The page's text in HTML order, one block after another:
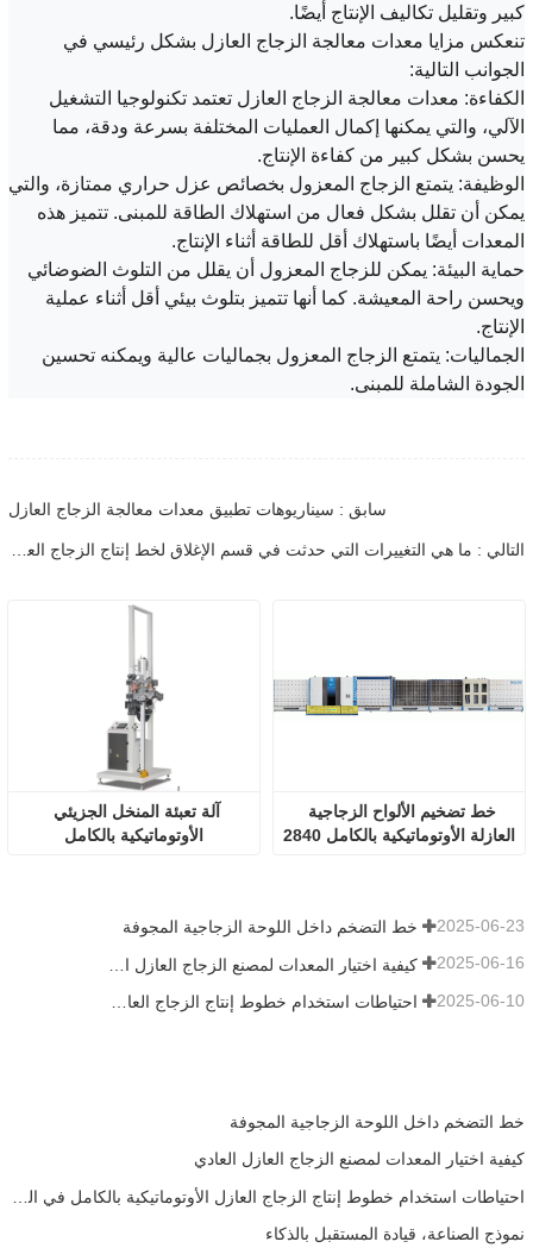
كبير وتقليل تكاليف الإنتاج أيضًا.
تنعكس مزايا معدات معالجة الزجاج العازل بشكل رئيسي في
الجوانب التالية:
الكفاءة: معدات معالجة الزجاج العازل تعتمد تكنولوجيا التشغيل
الآلي، والتي يمكنها إكمال العمليات المختلفة بسرعة ودقة، مما
يحسن بشكل كبير من كفاءة الإنتاج.
الوظيفة: يتمتع الزجاج المعزول بخصائص عزل حراري ممتازة، والتي
يمكن أن تقلل بشكل فعال من استهلاك الطاقة للمبنى. تتميز هذه
المعدات أيضًا باستهلاك أقل للطاقة أثناء الإنتاج.
حماية البيئة: يمكن للزجاج المعزول أن يقلل من التلوث الضوضائي
ويحسن راحة المعيشة. كما أنها تتميز بتلوث بيئي أقل أثناء عملية
الإنتاج.
الجماليات: يتمتع الزجاج المعزول بجماليات عالية ويمكنه تحسين
الجودة الشاملة للمبنى.
سابق : سيناريوهات تطبيق معدات معالجة الزجاج العازل
الأوتوماتيكية بالكامل
العازلة الأوتوماتيكية بالكامل 2840
خط التضخم داخل اللوحة الزجاجية المجوفة 2025-06-23
2025-06-16
2025-06-10
خط التضخم داخل اللوحة الزجاجية المجوفة
كيفية اختيار المعدات لمصنع الزجاج العازل العادي
نموذج الصناعة، قيادة المستقبل بالذكاء